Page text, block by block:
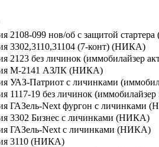
2108-099 нов/об с защитой
3302,3110,31104 (7-конт) (НИКА)
2123 без личинок (иммобилайзер
М-2141 АЗЛК (НИКА)
УАЗ-Патриот с личинками
1117-19 без личинок
ГАЗель-Next фургон с личинками
3302 Бизнес с личинками (НИКА)
ГАЗель-Next с личинками (НИКА)
3110 (НИКА)